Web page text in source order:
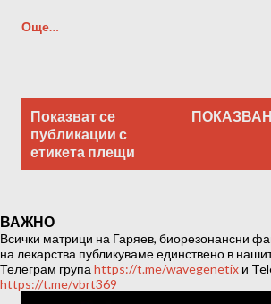
Още…
Laboratory (Individual programs
к
а
ц
и
Показват се
публикации с
етикета плещи
ВАЖНО
Всички матрици на Гаряев, биорезонансни
на лекарства публикуваме единствено в
Телеграм група https://t.me/wavegenetix и
https://t.me/vbrt369